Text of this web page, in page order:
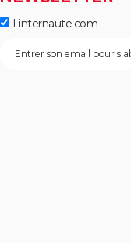
Linternaute.com